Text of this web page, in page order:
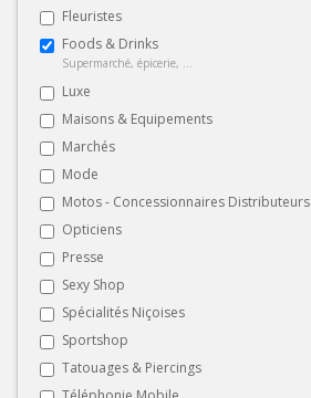
Fleuristes
Foods & Drinks
Supermarché, épicerie, ...
Luxe
Maisons & Equipements
Marchés
Mode
Motos - Concessionnaires Distributeurs
Opticiens
Presse
Sexy Shop
Spécialités Niçoises
Sportshop
Tatouages & Piercings